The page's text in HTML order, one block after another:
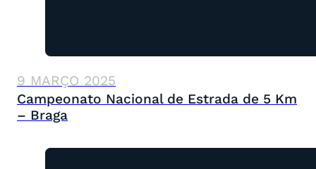
9 MARÇO 2025
Campeonato Nacional de Estrada de 5 Km
– Braga